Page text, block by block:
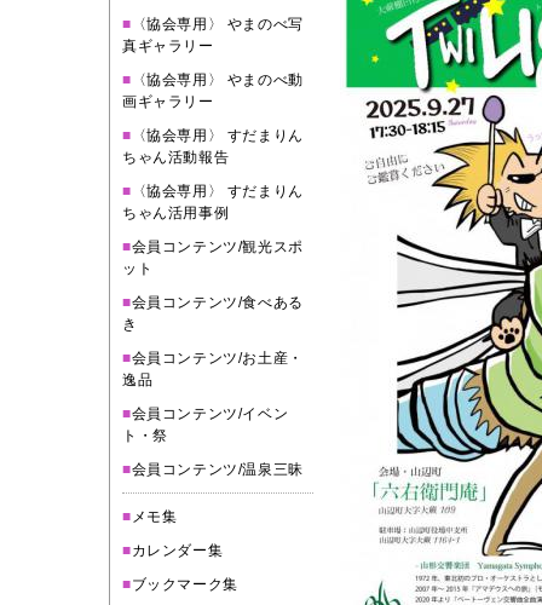
■ 〈協会専用〉 やまのべ写
真ギャラリー
■ 〈協会専用〉 やまのべ動
画ギャラリー
■ 〈協会専用〉 すだまりん
ちゃん活動報告
■ 〈協会専用〉 すだまりん
ちゃん活用事例
■会員コンテンツ/観光スポ
ット
■会員コンテンツ/食べある
き
■会員コンテンツ/お土産・
逸品
■会員コンテンツ/イベン
ト・祭
■会員コンテンツ/温泉三昧
■ メモ集
■カレンダー集
■ブックマーク集